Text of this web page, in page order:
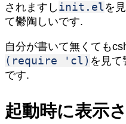
されますし init.el を
て鬱陶しいです.
自分が書いて無くても
(require 'cl) を見て
です.
起動時に表示